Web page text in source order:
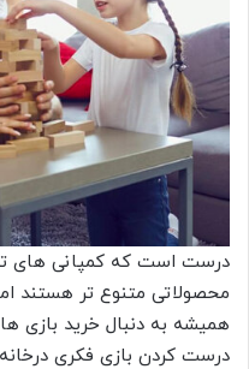
درست است که کمپانی های
محصولاتی متنوع تر هستند
همیشه به دنبال خرید بازی
درست کردن بازی فکری